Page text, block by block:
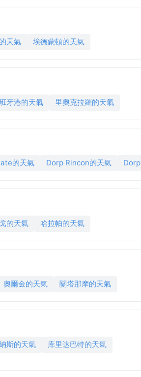
天氣 埃德蒙頓的天氣
牙港的天氣 里奧克拉羅的天氣
的天氣 Dorp Rincon的天氣
的天氣 哈拉帕的天氣
奧爾金的天氣 關塔那摩的天氣
斯的天氣 库里达巴特的天氣